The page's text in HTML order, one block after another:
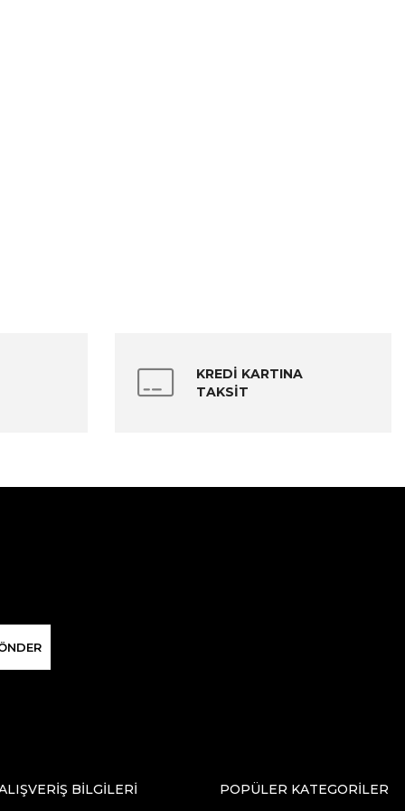
KREDİ KARTINA
TAKSİT
BİLGİLERİ POPÜLER KATEGORİLER